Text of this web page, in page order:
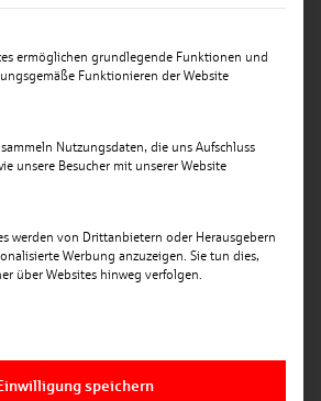
FÖRDERT MEDIZINISCHES
der Sparkasse
Gallwitz, und dessen
Geisler überreichten dem
Hochschule Landshut e. V. kürzlich
über 5.000 Euro. Im Fokus der
dem Institut für Angewandte
(IGLA) zugute. „Wir
der Service-Gruppen, für die
ermöglichen grundlegende Funktionen und
Funktionieren der Website
Nutzungsdaten, die uns Aufschluss
unsere Besucher mit unserer Website
werden von Drittanbietern oder Herausgebern
Werbung anzuzeigen. Sie tun dies,
über Websites hinweg verfolgen.
speichern